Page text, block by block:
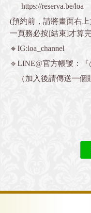
https://reserva.be/loa
(預約前，請將畫面右
一頁務必按[結束]才算
🔸IG:loa_channel
🔹LINE@官方帳號：『
（加入後請傳送一個